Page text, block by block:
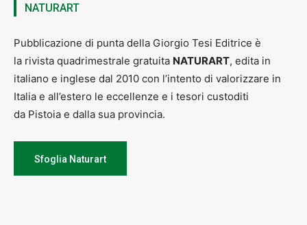
NATURART
Pubblicazione di punta della Giorgio Tesi Editrice è
la rivista quadrimestrale gratuita NATURART, edita in
italiano e inglese dal 2010 con l’intento di valorizzare in
Italia e all’estero le eccellenze e i tesori custoditi
da Pistoia e dalla sua provincia.
Sfoglia Naturart